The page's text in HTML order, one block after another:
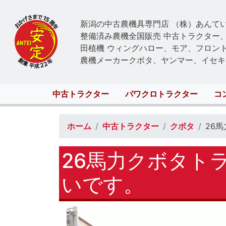
新潟の中古農機具専門店 （株）あんて
整備済み農機全国販売 中古トラクター
田植機 ウィングハロー、モア、フロン
農機メーカークボタ、ヤンマー、イセ
Main
navigation
中古トラクター パワクロトラクター コ
ホーム 中古トラクター クボタ 26馬
26馬力クボタト
いです。